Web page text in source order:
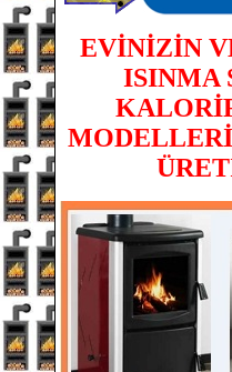
EVİNİZİN
ISINMA